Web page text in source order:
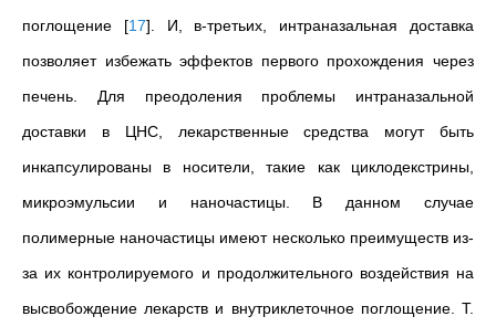
поглощение [17] . И, в-третьих, интраназальная доставка
позволяет избежать эффектов первого прохождения через
печень. Для преодоления проблемы интраназальной
доставки в ЦНС, лекарственные средства могут быть
инкапсулированы в носители, такие как циклодекстрины,
микроэмульсии и наночастицы. В данном случае
полимерные наночастицы имеют несколько преимуществ из-
за их контролируемого и продолжительного воздействия на
высвобождение лекарств и внутриклеточное поглощение. T.